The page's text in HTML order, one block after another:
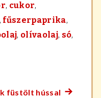
, cukor,
, fűszerpaprika,
, olívaolaj, só,
füstölt hússal